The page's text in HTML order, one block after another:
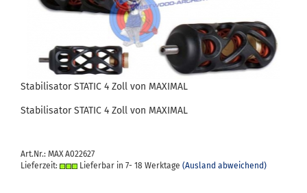
Sta­bi­li­sa­tor STA­TIC 4 Zoll von MA­XI­MAL
Sta­bi­li­sa­tor STA­TIC 4 Zoll von MA­XI­MAL
Art.Nr.: MAX A022627
Lieferzeit:
Lieferbar in 7- 18 Werktage (Ausland abweichend)